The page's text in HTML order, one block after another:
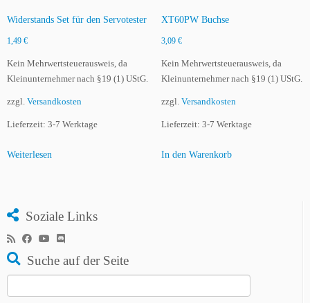
Widerstands Set für den Servotester
1,49 €
Kein Mehrwertsteuerausweis, da
Kleinunternehmer nach §19 (1) UStG.
zzgl. Versandkosten
Lieferzeit: 3-7 Werktage
Weiterlesen
XT60PW Buchse
3,09 €
Kein Mehrwertsteuerausweis, da
Kleinunternehmer nach §19 (1) UStG.
zzgl. Versandkosten
Lieferzeit: 3-7 Werktage
In den Warenkorb
Soziale Links
Suche auf der Seite
nach: